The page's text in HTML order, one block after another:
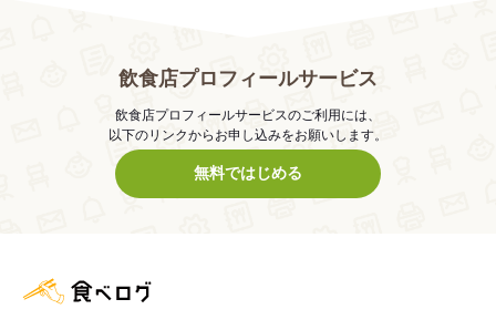
飲食店プロフィールサービス
飲食店プロフィールサービスのご利用には、
以下のリンクからお申し込みをお願いします。
無料ではじめる